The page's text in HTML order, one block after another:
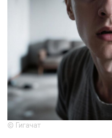
© Гигачат